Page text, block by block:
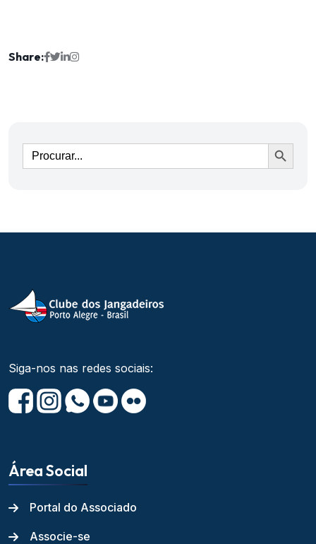
Share:
Ir
Siga-nos nas redes sociais:
Área Social
Portal do Associado
Associe-se